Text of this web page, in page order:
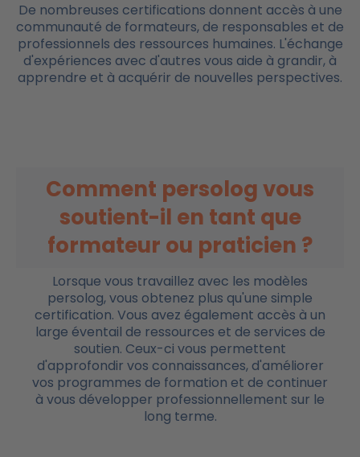
De nombreuses certifications donnent accès à une
communauté de formateurs, de responsables et de
professionnels des ressources humaines. L'échange
d'expériences avec d'autres vous aide à grandir, à
apprendre et à acquérir de nouvelles perspectives.
Comment persolog vous
soutient-il en tant que
formateur ou praticien ?
Lorsque vous travaillez avec les modèles
persolog, vous obtenez plus qu'une simple
certification. Vous avez également accès à un
large éventail de ressources et de services de
soutien. Ceux-ci vous permettent
d'approfondir vos connaissances, d'améliorer
vos programmes de formation et de continuer
à vous développer professionnellement sur le
long terme.